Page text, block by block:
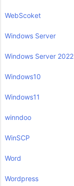
WebScoket
Windows Server
Windows Server 2022
Windows10
Windows11
winndoo
WinSCP
Word
Wordpress